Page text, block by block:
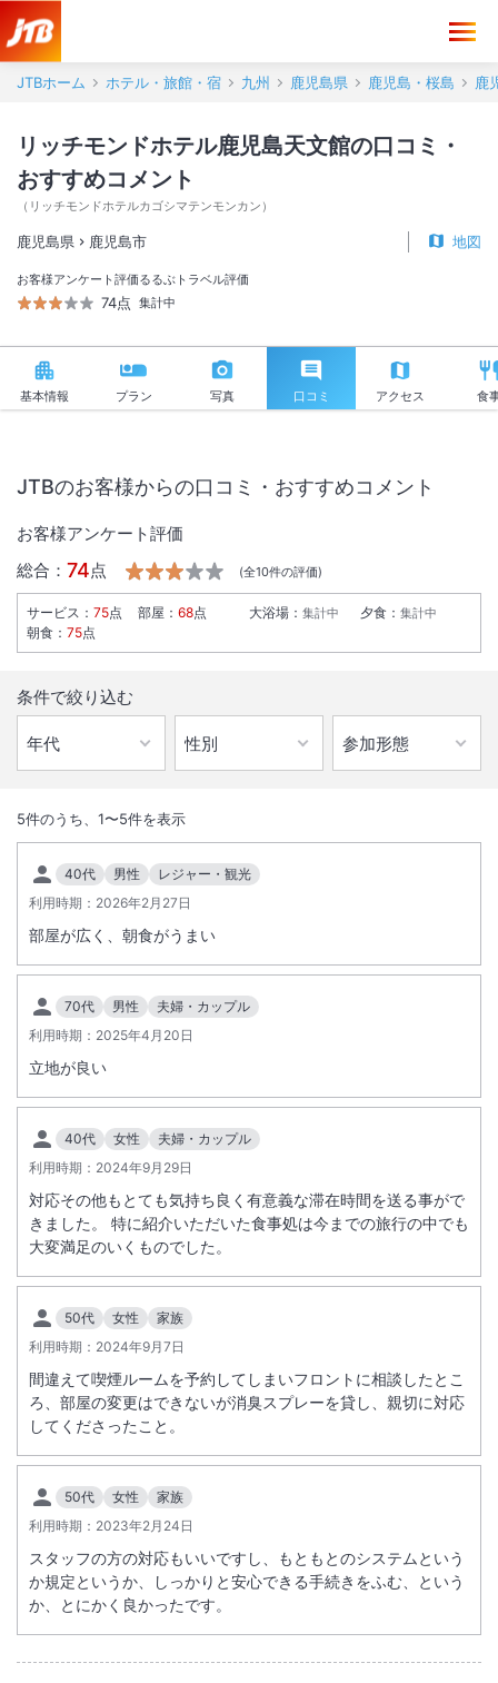
JTBホーム ホテル・旅館・宿 九州 鹿児島県 鹿児島・桜島 鹿
リッチモンドホテル鹿児島天文館の口コミ・
おすすめコメント
（ リッチモンドホテルカゴシマテンモンカン ）
鹿児島県 鹿児島市 地図
お客様アンケート評価
74点
るるぶトラベル評価
集計中
基本情報 プラン 写真 口コミ アクセス 食
鹿児島最大の繁華街に立地しビジネス・レジャーの拠点に最適。地元素
材を使用したイタリアンもご賞味下さい。Ｗｉ－Ｆｉ館内、全エリアで
利用可能です
総客室数125室
INチェックイン
14:00/ OUT チェックアウト
11:00
駅徒歩5分
施設からのお知らせ
駐車場をご利用のお客様には、提携駐車場のご案内が必要になりますの
で、宿泊施設まで事前にご連絡ください。鹿児島市内には、「リッチモ
ンドホテル鹿児島金生町」もありますので、お間違いのないようご注意
ください。
JTBのお客様からの口コミ・おすすめコメント
お客様アンケート評価
総合： 74点 (全10件の評価)
サービス ： 75点 部屋 ： 68点 大浴場 ： 集計中 夕食 ： 集計中
朝食 ： 75点
条件で絞り込む
5件のうち、 1〜5件を表示
40代 男性
レジャー・観光
利用時期： 2026年2月27日
部屋が広く、朝食がうまい
70代 男性
夫婦・カップル
利用時期： 2025年4月20日
立地が良い
40代 女性
夫婦・カップル
利用時期： 2024年9月29日
対応その他もとても気持ち良く有意義な滞在時間を送る事がで
きました。 特に紹介いただいた食事処は今までの旅行の中でも
大変満足のいくものでした。
50代 女性
家族
利用時期： 2024年9月7日
間違えて喫煙ルームを予約してしまいフロントに相談したとこ
ろ、部屋の変更はできないが消臭スプレーを貸し、親切に対応
してくださったこと。
50代 女性
家族
利用時期： 2023年2月24日
スタッフの方の対応もいいですし、もともとのシステムという
か規定というか、しっかりと安心できる手続きをふむ、という
か、とにかく良かったです。